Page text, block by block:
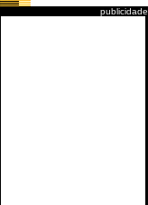
publicidade